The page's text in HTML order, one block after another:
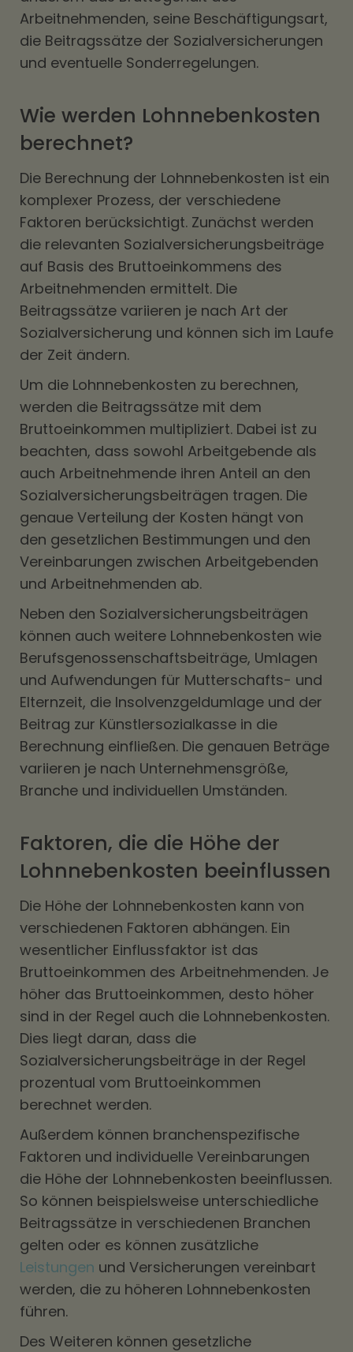
Arbeitnehmenden, seine Beschäftigungsart,
die Beitragssätze der Sozialversicherungen
und eventuelle Sonderregelungen.
Wie werden Lohnnebenkosten
berechnet?
Die Berechnung der Lohnnebenkosten ist ein
komplexer Prozess, der verschiedene
Faktoren berücksichtigt. Zunächst werden
die relevanten Sozialversicherungsbeiträge
auf Basis des Bruttoeinkommens des
Arbeitnehmenden ermittelt. Die
Beitragssätze variieren je nach Art der
Sozialversicherung und können sich im Laufe
der Zeit ändern.
Um die Lohnnebenkosten zu berechnen,
werden die Beitragssätze mit dem
Bruttoeinkommen multipliziert. Dabei ist zu
beachten, dass sowohl Arbeitgebende als
auch Arbeitnehmende ihren Anteil an den
Sozialversicherungsbeiträgen tragen. Die
genaue Verteilung der Kosten hängt von
den gesetzlichen Bestimmungen und den
Vereinbarungen zwischen Arbeitgebenden
und Arbeitnehmenden ab.
Neben den Sozialversicherungsbeiträgen
können auch weitere Lohnnebenkosten wie
Berufsgenossenschaftsbeiträge, Umlagen
und Aufwendungen für Mutterschafts- und
Elternzeit, die Insolvenzgeldumlage und der
Beitrag zur Künstlersozialkasse in die
Berechnung einfließen. Die genauen Beträge
variieren je nach Unternehmensgröße,
Branche und individuellen Umständen.
Faktoren, die die Höhe der
Lohnnebenkosten beeinflussen
Die Höhe der Lohnnebenkosten kann von
verschiedenen Faktoren abhängen. Ein
wesentlicher Einflussfaktor ist das
Bruttoeinkommen des Arbeitnehmenden. Je
höher das Bruttoeinkommen, desto höher
sind in der Regel auch die Lohnnebenkosten.
Dies liegt daran, dass die
Sozialversicherungsbeiträge in der Regel
prozentual vom Bruttoeinkommen
berechnet werden.
Außerdem können branchenspezifische
Faktoren und individuelle Vereinbarungen
die Höhe der Lohnnebenkosten beeinflussen.
So können beispielsweise unterschiedliche
Beitragssätze in verschiedenen Branchen
gelten oder es können zusätzliche
Leistungen und Versicherungen vereinbart
werden, die zu höheren Lohnnebenkosten
führen.
Des Weiteren können gesetzliche